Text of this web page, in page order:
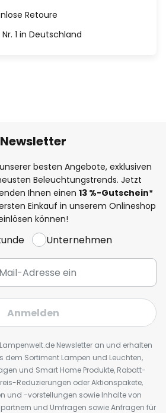
Retoure
1 in Deutschland
Newsletter
besten Angebote, exklusiven
Beleuchtungstrends. Jetzt
Ihnen einen 13 %-Gutschein*
Einkauf in unserem Onlineshop
können!
Unternehmen
Anmelden
Newsletter an und erhalten
dem Sortiment Lampen und Leuchten,
und Smart Home Produkte, Rabatt-
Reduzierungen oder Aktionspakete,
und -vorstellungen sowie Inhalte von
und Umfragen sowie Anfragen für